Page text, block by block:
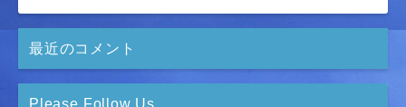
最近のコメント
Please Follow Us